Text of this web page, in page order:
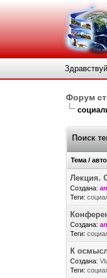
Форум
Поиск
Тема /
Лекция.
Создана:
Теги:
Создана:
Теги:
К
Создана:
Теги: